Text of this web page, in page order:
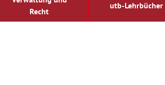
Recht
utb-Lehrbücher